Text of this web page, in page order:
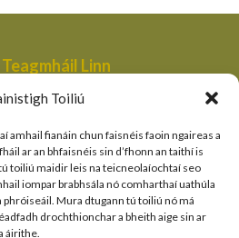
Toiliú
amhail fianáin chun faisnéis faoin ngaireas a
ar an bhfaisnéis sin d’fhonn an taithí is
toiliú maidir leis na teicneolaíochtaí seo
iompar brabhsála nó comharthaí uathúla
phróiseáil. Mura dtugann tú toiliú nó má
drochthionchar a bheith aige sin ar
áirithe.
Linn
na dTailte Móna,
Áitiúil agus Oidhreachta,
an Bhaile Nua,
Loch Garman,
Thapa